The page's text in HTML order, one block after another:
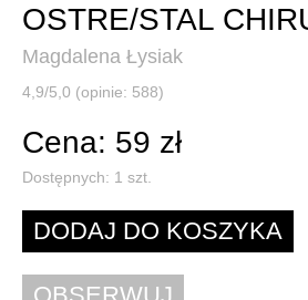
OSTRE/STAL
Magdalena Łysiak
4,9/5,0 (opinie: 588)
Cena: 59 zł
Dostępnych: 1 szt.